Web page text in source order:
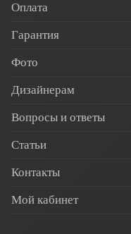
Оплата
Гарантия
Фото
Дизайнерам
Вопросы и ответы
Статьи
Контакты
Мой кабинет